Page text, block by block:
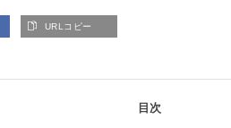
URLコピー
目次